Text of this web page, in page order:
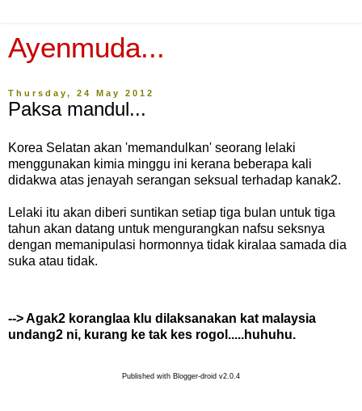
Ayenmuda...
Thursday, 24 May 2012
Paksa mandul...
Korea Selatan akan 'memandulkan' seorang lelaki
menggunakan kimia minggu ini kerana beberapa kali
didakwa atas jenayah serangan seksual terhadap kanak2.
Lelaki itu akan diberi suntikan setiap tiga bulan untuk tiga
tahun akan datang untuk mengurangkan nafsu seksnya
dengan memanipulasi hormonnya tidak kiralaa samada dia
suka atau tidak.
--> Agak2 koranglaa k lu dilaksanakan kat malaysia
undang2 ni, kurang ke tak kes rogol.....huhuhu.
Published with Blogger-droid v2.0.4